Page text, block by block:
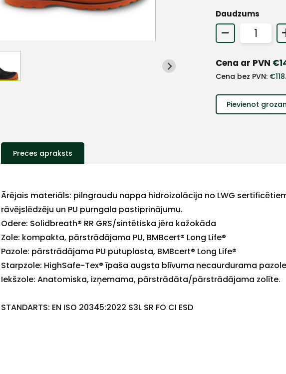
Daudzums
-
Cena ar PVN €
Cena bez PVN: €
Pievienot
Preces apraksts
Ārējais materiāls: pilngraudu nappa hidroizolācija no LWG
rāvējslēdzēju un PU purngala pastiprinājumu.
Odere: Solidbreath® RR GRS/sintētiska jēra kažokāda
Zole: kompakta, pārstrādājama PU, BMBcert® Long Life®
Pazole: pārstrādājama PU putuplasta, BMBcert® Long Life®
Starpzole: HighSafe-Tex® īpaša augsta blīvuma necaurdurama
Iekšzole: Anatomiska, izņemama, pārstrādāta/pārstrādājama zolīte.
STANDARTS: EN ISO 20345:2022 S3L SR FO CI ESD